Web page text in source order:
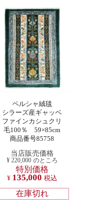
ペルシャ絨毯
シラーズ産ギャッベ
ファインカシュクリ
毛100％ 59×85cm
商品番号85758
当店販売価格
¥ 220,000 のところ
特別価格
¥ 135,000 税込
在庫切れ